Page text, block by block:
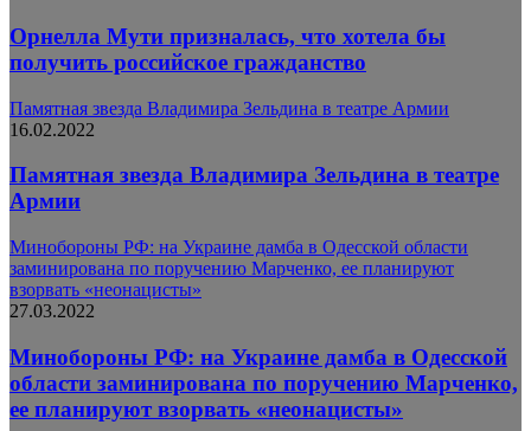
Орнелла Мути призналась, что хотела бы
получить российское гражданство
Памятная звезда Владимира Зельдина в театре Армии
16.02.2022
Памятная звезда Владимира Зельдина в театре
Армии
Минобороны РФ: на Украине дамба в Одесской области
заминирована по поручению Марченко, ее планируют
взорвать «неонацисты»
27.03.2022
Минобороны РФ: на Украине дамба в Одесской
области заминирована по поручению Марченко,
ее планируют взорвать «неонацисты»